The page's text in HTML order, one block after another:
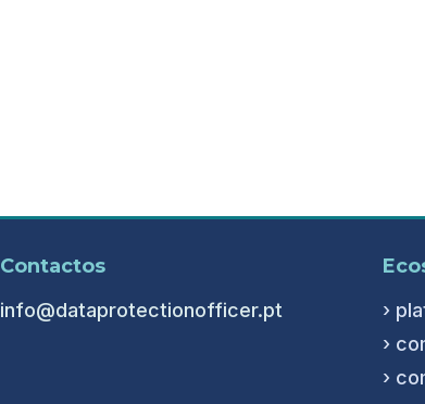
Contactos
info@dataprotectionofficer.pt
›
›
›